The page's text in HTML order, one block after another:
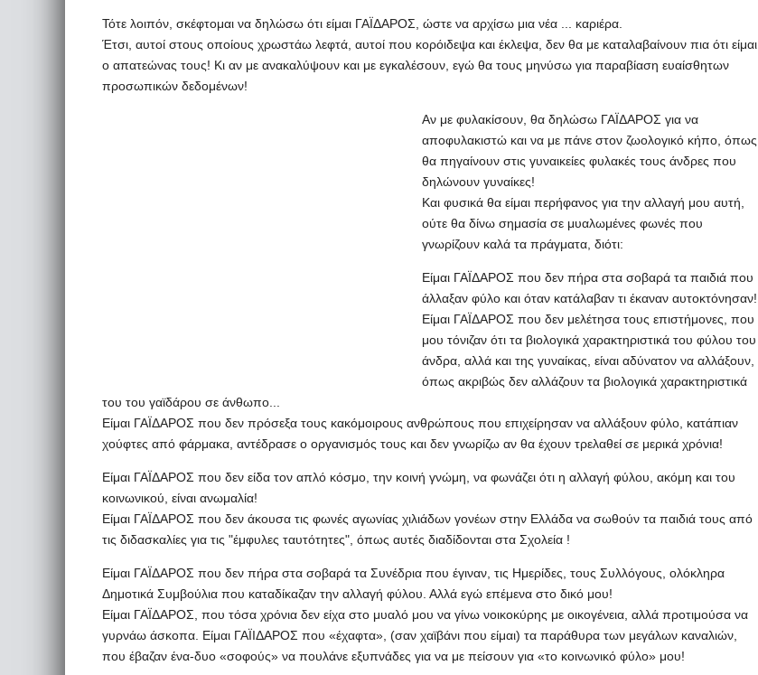
Τότε λοιπόν, σκέφτομαι να δηλώσω ότι είμαι ΓΑΪΔΑΡΟΣ, ώστε να αρχίσω μια νέα ... καριέρα.
Έτσι, αυτοί στους οποίους χρωστάω λεφτά, αυτοί που κορόιδεψα και έκλεψα, δεν θα με καταλαβαίνουν πια ότι είμαι
ο απατεώνας τους! Κι αν με ανακαλύψουν και με εγκαλέσουν, εγώ θα τους μηνύσω για παραβίαση ευαίσθητων
προσωπικών δεδομένων!
Αν με φυλακίσουν, θα δηλώσω ΓΑΪΔΑΡΟΣ για να
αποφυλακιστώ και να με πάνε στον ζωολογικό κήπο, όπως
θα πηγαίνουν στις γυναικείες φυλακές τους άνδρες που
δηλώνουν γυναίκες!
Και φυσικά θα είμαι περήφανος για την αλλαγή μου αυτή,
ούτε θα δίνω σημασία σε μυαλωμένες φωνές που
γνωρίζουν καλά τα πράγματα, διότι:
Είμαι ΓΑΪΔΑΡΟΣ που δεν πήρα στα σοβαρά τα παιδιά που
άλλαξαν φύλο και όταν κατάλαβαν τι έκαναν αυτοκτόνησαν!
Είμαι ΓΑΪΔΑΡΟΣ που δεν μελέτησα τους επιστήμονες, που
μου τόνιζαν ότι τα βιολογικά χαρακτηριστικά του φύλου του
άνδρα, αλλά και της γυναίκας, είναι αδύνατον να αλλάξουν,
όπως ακριβώς δεν αλλάζουν τα βιολογικά χαρακτηριστικά
του του γαϊδάρου σε άνθωπο...
Είμαι ΓΑΪΔΑΡΟΣ που δεν πρόσεξα τους κακόμοιρους ανθρώπους που επιχείρησαν να αλλάξουν φύλο, κατάπιαν
χούφτες από φάρμακα, αντέδρασε ο οργανισμός τους και δεν γνωρίζω αν θα έχουν τρελαθεί σε μερικά χρόνια!
Είμαι ΓΑΪΔΑΡΟΣ που δεν είδα τον απλό κόσμο, την κοινή γνώμη, να φωνάζει ότι η αλλαγή φύλου, ακόμη και του
κοινωνικού, είναι ανωμαλία!
Είμαι ΓΑΪΔΑΡΟΣ που δεν άκουσα τις φωνές αγωνίας χιλιάδων γονέων στην Ελλάδα να σωθούν τα παιδιά τους από
τις διδασκαλίες για τις "έμφυλες ταυτότητες", όπως αυτές διαδίδονται στα Σχολεία !
Είμαι ΓΑΪΔΑΡΟΣ που δεν πήρα στα σοβαρά τα Συνέδρια που έγιναν, τις Ημερίδες, τους Συλλόγους, ολόκληρα
Δημοτικά Συμβούλια που καταδίκαζαν την αλλαγή φύλου. Αλλά εγώ επέμενα στο δικό μου!
Είμαι ΓΑΪΔΑΡΟΣ, που τόσα χρόνια δεν είχα στο μυαλό μου να γίνω νοικοκύρης με οικογένεια, αλλά προτιμούσα να
γυρνάω άσκοπα. Είμαι ΓΑΪΙΔΑΡΟΣ που «έχαφτα», (σαν χαϊβάνι που είμαι) τα παράθυρα των μεγάλων καναλιών,
που έβαζαν ένα-δυο «σοφούς» να πουλάνε εξυπνάδες για να με πείσουν για «το κοινωνικό φύλο» μου!